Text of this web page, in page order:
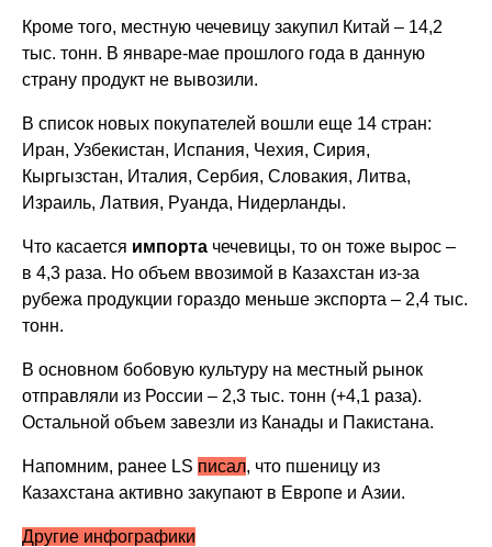
Кроме того, местную чечевицу закупил Китай – 14,2
тыс. тонн. В январе-мае прошлого года в данную
страну продукт не вывозили.
В список новых покупателей вошли еще 14 стран:
Иран, Узбекистан, Испания, Чехия, Сирия,
Кыргызстан, Италия, Сербия, Словакия, Литва,
Израиль, Латвия, Руанда, Нидерланды.
Что касается импорта чечевицы, то он тоже вырос –
в 4,3 раза. Но объем ввозимой в Казахстан из-за
рубежа продукции гораздо меньше экспорта – 2,4 тыс.
тонн.
В основном бобовую культуру на местный рынок
отправляли из России – 2,3 тыс. тонн (+4,1 раза).
Остальной объем завезли из Канады и Пакистана.
Напомним, ранее LS писал, что пшеницу из
Казахстана активно закупают в Европе и Азии.
Другие инфографики